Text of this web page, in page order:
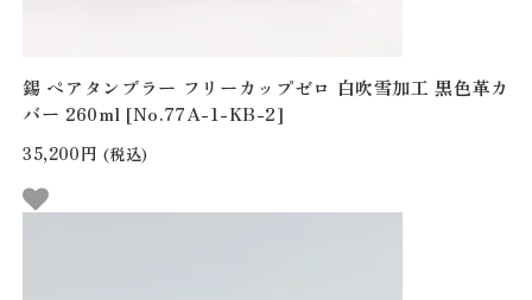
錫 ペアタンブラー フリーカップゼロ 白吹雪加工 黒色革カ
バー 260ml [No.77A-1-KB-2]
35,200円 (税込)